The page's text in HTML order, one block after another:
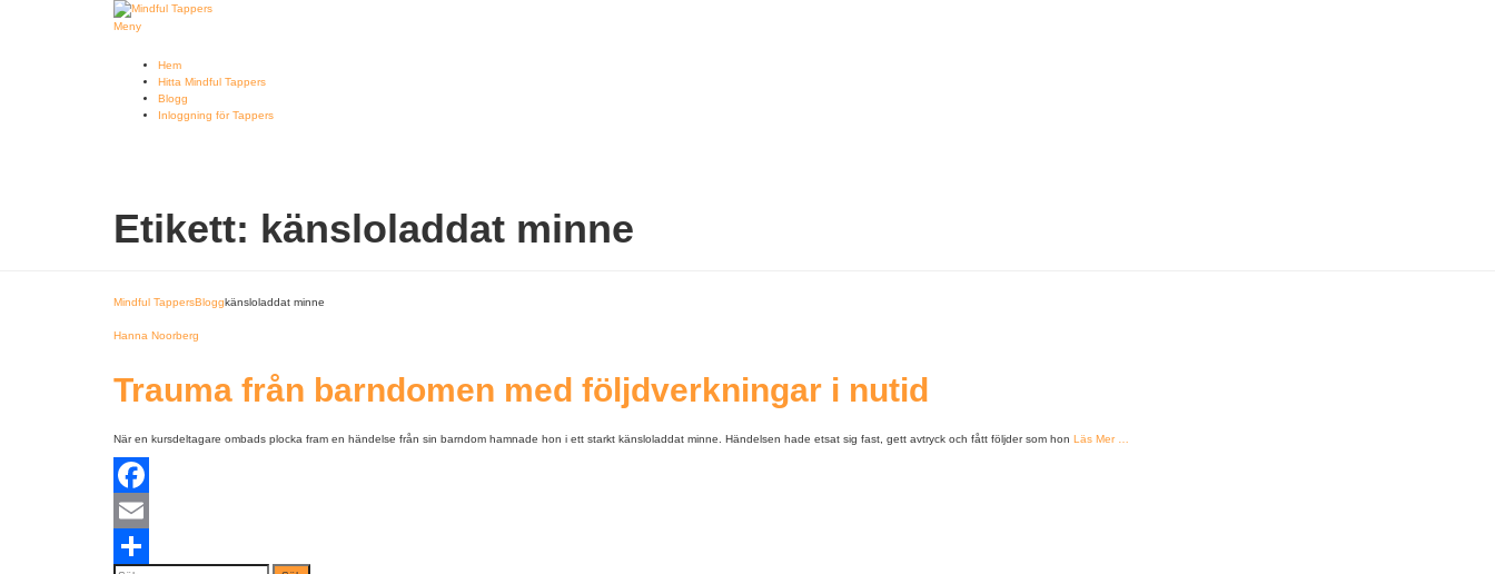
Meny
Hem
Hitta Mindful Tappers
Blogg
Inloggning för Tappers
Etikett: känsloladdat minne
Mindful TappersBloggkänsloladdat minne
Hanna Noorberg
Trauma från barndomen med följdverkningar i nutid
När en kursdeltagare ombads plocka fram en händelse från sin barndom hamnade hon i ett starkt känsloladdat minne. Händelsen hade etsat sig fast, gett avtryck och fått följder som hon Läs Mer …
Facebook
Email